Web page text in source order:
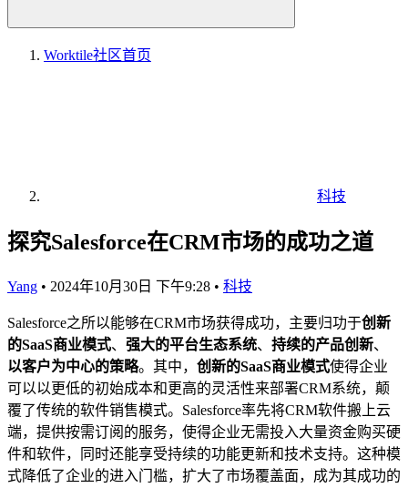
Worktile社区首页
科技
探究Salesforce在CRM市场的成功之道
Yang • 2024年10月30日 下午9:28 • 科技
Salesforce之所以能够在CRM市场获得成功，主要归功于创新
的SaaS商业模式、 强大的平台生态系统、 持续的产品创新、
以客户为中心的策略。其中， 创新的SaaS商业模式使得企业
可以以更低的初始成本和更高的灵活性来部署CRM系统，颠
覆了传统的软件销售模式。Salesforce率先将CRM软件搬上云
端，提供按需订阅的服务，使得企业无需投入大量资金购买硬
件和软件，同时还能享受持续的功能更新和技术支持。这种模
式降低了企业的进入门槛，扩大了市场覆盖面，成为其成功的